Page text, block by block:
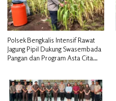
Polsek Bengkalis Intensif Rawat
Jagung Pipil Dukung Swasembada
Pangan dan Program Asta Cita